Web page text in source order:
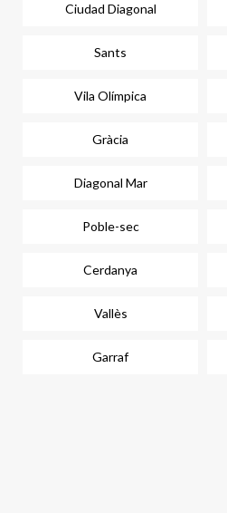
Ciudad Diagonal
Sants
Vila Olímpica
Gràcia
Diagonal Mar
Poble-sec
Cerdanya
Vallès
Garraf